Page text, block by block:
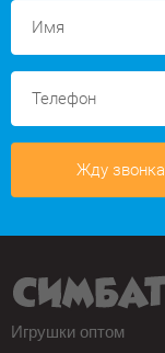
Жду звонка
Игрушки оптом